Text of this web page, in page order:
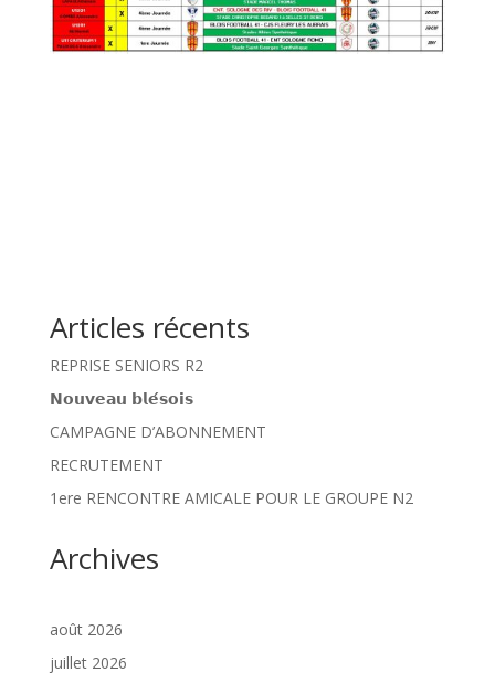
Articles récents
REPRISE SENIORS R2
𝗡𝗼𝘂𝘃𝗲𝗮𝘂 𝗯𝗹𝗲́𝘀𝗼𝗶𝘀
CAMPAGNE D’ABONNEMENT
RECRUTEMENT
1ere RENCONTRE AMICALE POUR LE GROUPE N2
Archives
août 2026
juillet 2026